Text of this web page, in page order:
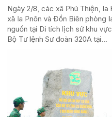
Ngày 2/8, các xã Phú Thiện, Ia
xã Ia Pnôn và Đồn Biên phòng
nguồn tại Di tích lịch sử khu
Bộ Tư lệnh Sư đoàn 320A tại...